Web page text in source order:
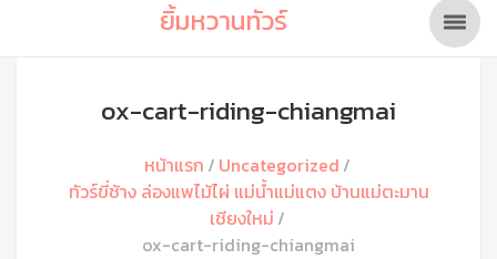
ยิ้มหวานทัวร์
ox-cart-riding-chiangmai
หน้าแรก
Uncategorized
ทัวร์ขี่ช้าง ล่องแพไม้ไผ่ แม่น้ำแม่แตง บ้านแม่ตะมาน
เชียงใหม่
ox-cart-riding-chiangmai